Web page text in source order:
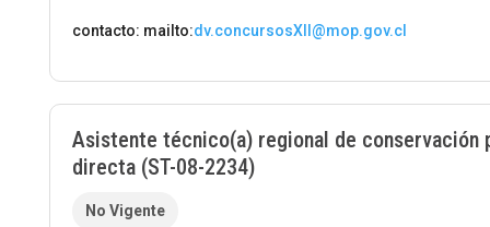
contacto: mailto:dv.concursosXII@mop.gov.cl
Asistente técnico(a) regional de conservación
directa (ST-08-2234)
No Vigente